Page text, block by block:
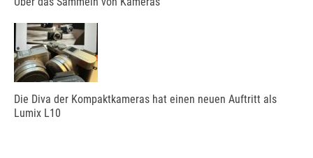
Die Diva der Kompaktkameras hat einen neuen Auftritt als
Lumix L10